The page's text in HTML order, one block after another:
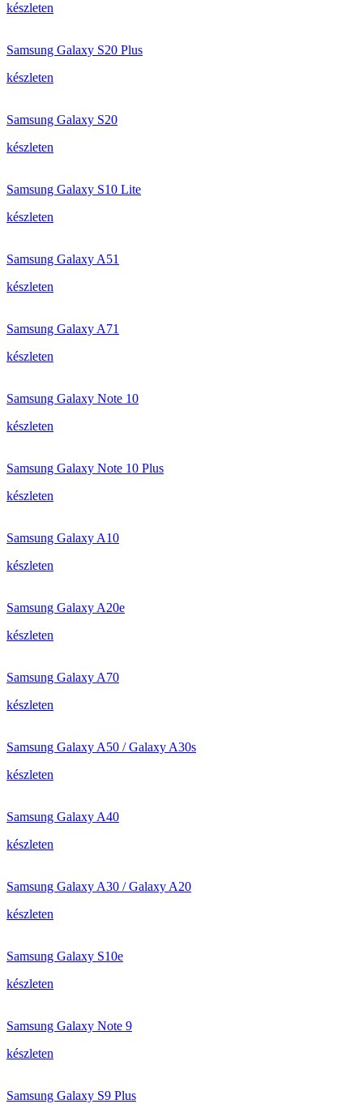
készleten
Samsung Galaxy S20 Plus
készleten
Samsung Galaxy S20
készleten
Samsung Galaxy S10 Lite
készleten
Samsung Galaxy A51
készleten
Samsung Galaxy A71
készleten
Samsung Galaxy Note 10
készleten
Samsung Galaxy Note 10 Plus
készleten
Samsung Galaxy A10
készleten
Samsung Galaxy A20e
készleten
Samsung Galaxy A70
készleten
Samsung Galaxy A50 / Galaxy A30s
készleten
Samsung Galaxy A40
készleten
Samsung Galaxy A30 / Galaxy A20
készleten
Samsung Galaxy S10e
készleten
Samsung Galaxy Note 9
készleten
Samsung Galaxy S9 Plus